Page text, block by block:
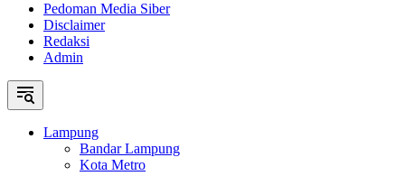
Pedoman Media Siber
Disclaimer
Redaksi
Admin
Lampung
Bandar Lampung
Kota Metro